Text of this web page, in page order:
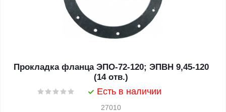
Прокладка фланца ЭПО-72-120; ЭПВН 9,45-120
(14 отв.)
Есть в наличии
27010